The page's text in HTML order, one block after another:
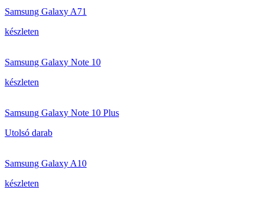
Samsung Galaxy A71
készleten
Samsung Galaxy Note 10
készleten
Samsung Galaxy Note 10 Plus
Utolsó darab
Samsung Galaxy A10
készleten